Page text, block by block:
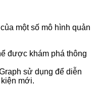
một số mô hình quản
được khám phá thông
sử dụng để diễn
mới.